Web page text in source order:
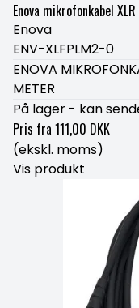
Enova mikrofonkabel
Enova
ENV-XLFPLM2-0
ENOVA
METER
På lager - kan
Pris fra 111,00 DKK
(ekskl. moms)
Vis produkt